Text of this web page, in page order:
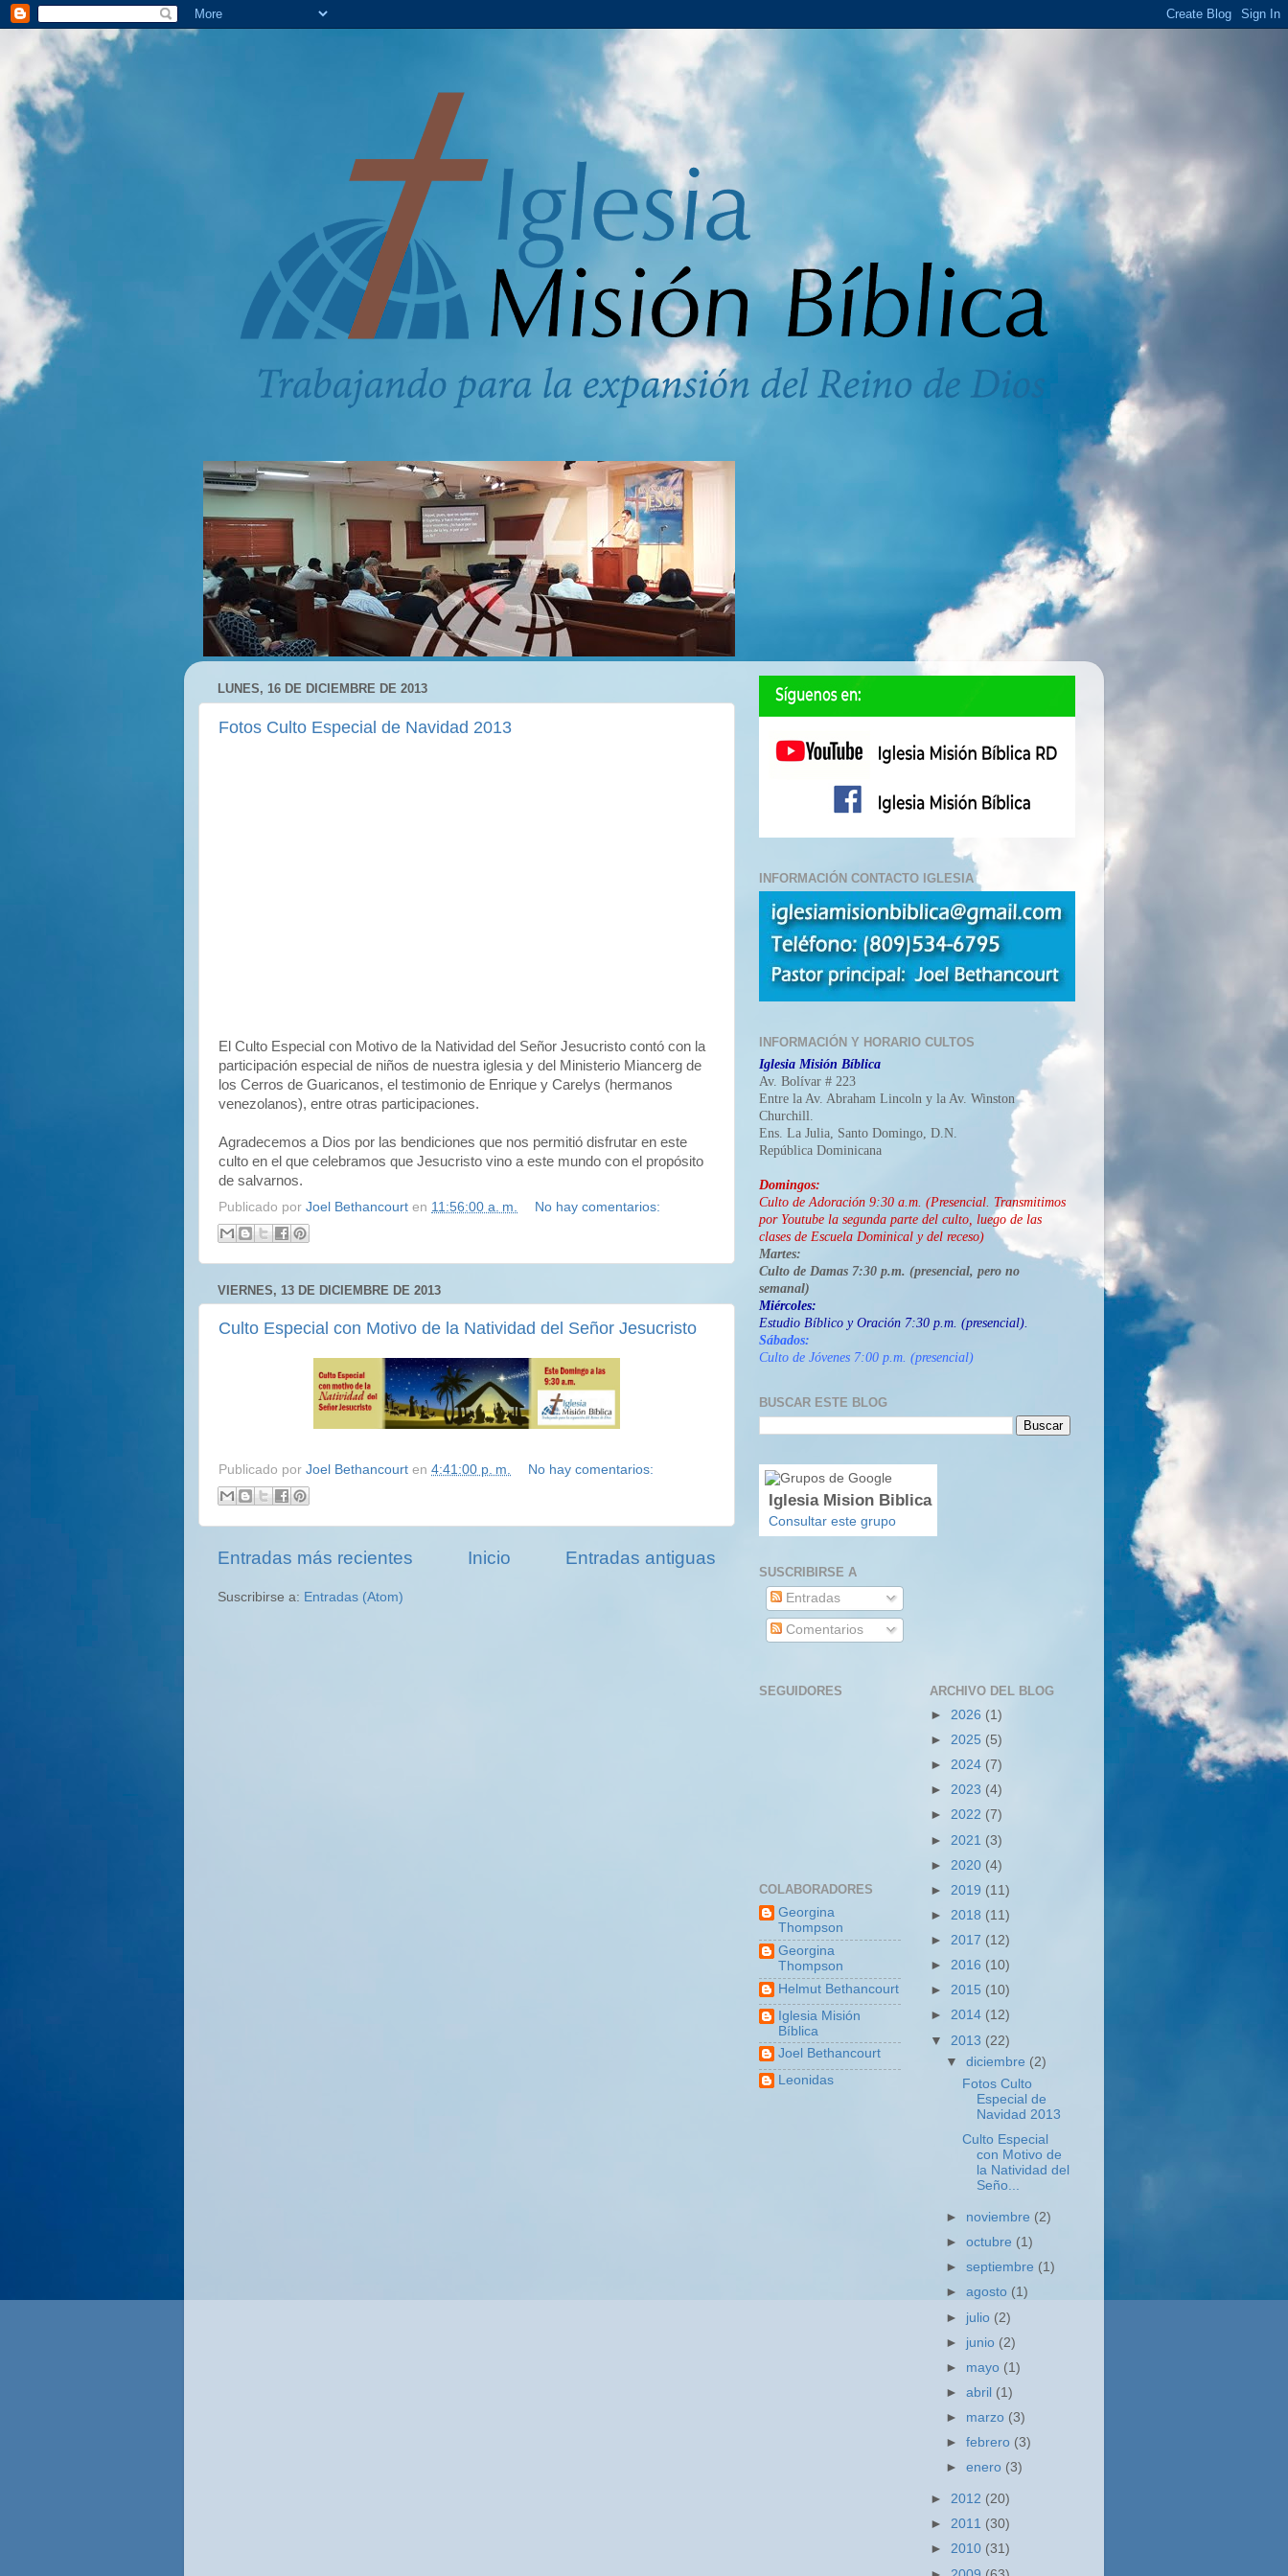
LUNES, 16 DE DICIEMBRE DE 2013
Fotos Culto Especial de Navidad 2013
El Culto Especial con Motivo de la Natividad del Señor Jesucristo contó con la
participación especial de niños de nuestra iglesia y del Ministerio Miancerg de
los Cerros de Guaricanos, el testimonio de Enrique y Carelys (hermanos
venezolanos), entre otras participaciones.
Agradecemos a Dios por las bendiciones que nos permitió disfrutar en este
culto en el que celebramos que Jesucristo vino a este mundo con el propósito
de salvarnos.
Publicado por Joel Bethancourt en 11:56:00 a. m. No hay comentarios:
VIERNES, 13 DE DICIEMBRE DE 2013
Culto Especial con Motivo de la Natividad del Señor Jesucristo
Publicado por Joel Bethancourt en 4:41:00 p. m. No hay comentarios:
Entradas más recientes Entradas antiguas
Inicio
Suscribirse a: Entradas (Atom)
INFORMACIÓN CONTACTO IGLESIA
INFORMACIÓN Y HORARIO CULTOS
Iglesia Misión Bíblica
Av. Bolívar # 223
Entre la Av. Abraham Lincoln y la Av. Winston
Churchill.
Ens. La Julia, Santo Domingo, D.N.
República Dominicana
Domingos:
Culto de Adoración 9:30 a.m. (Presencial. Transmitimos
por Youtube la segunda parte del culto, luego de las
clases de Escuela Dominical y del receso)
Martes:
Culto de Damas 7:30 p.m. (presencial, pero no
semanal)
Miércoles:
Estudio Bíblico y Oración 7:30 p.m. (presencial).
Sábados:
Culto de Jóvenes 7:00 p.m. (presencial)
BUSCAR ESTE BLOG
Iglesia Mision Biblica
Consultar este grupo
SUSCRIBIRSE A
Entradas
Comentarios
SEGUIDORES
COLABORADORES
Georgina
Thompson
Georgina
Thompson
Helmut Bethancourt
Iglesia Misión
Bíblica
Joel Bethancourt
Leonidas
ARCHIVO DEL BLOG
► 2026 (1)
► 2025 (5)
► 2024 (7)
► 2023 (4)
► 2022 (7)
► 2021 (3)
► 2020 (4)
► 2019 (11)
► 2018 (11)
► 2017 (12)
► 2016 (10)
► 2015 (10)
► 2014 (12)
▼ 2013 (22)
▼diciembre (2)
Fotos Culto
Especial de
Navidad 2013
Culto Especial
con Motivo de
la Natividad del
Seño...
► noviembre (2)
►octubre (1)
►septiembre (1)
►agosto (1)
► julio (2)
► junio (2)
► mayo (1)
►abril (1)
► marzo (3)
►febrero (3)
►enero (3)
► 2012 (20)
► 2011 (30)
► 2010 (31)